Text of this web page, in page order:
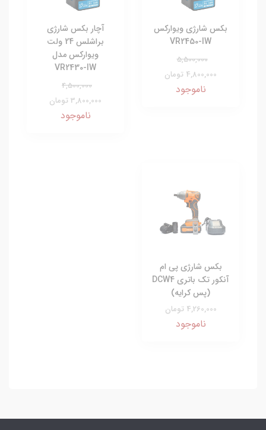
بکس شارژی ویوارکس
VR2450-IW
5,500,000
4,800,000 تومان
ناموجود
آچار بکس شارژی
براشلس 24 ولت
ویوارکس مدل
VR2430-IW
4,500,000
3,800,000 تومان
ناموجود
بکس شارژی پی ام
آنکور تک باتری DCW4
(پس کرایه)
4,260,000 تومان
ناموجود